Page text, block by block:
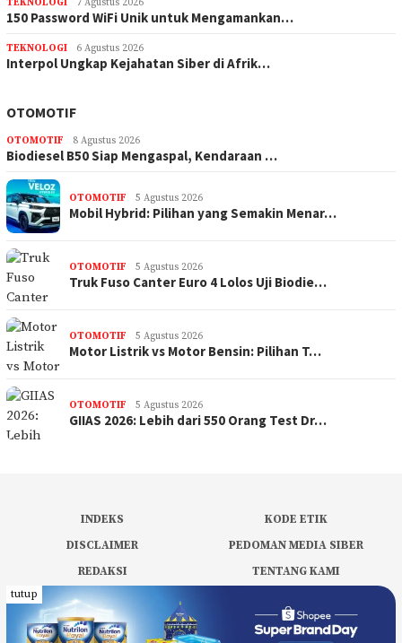
150 Password WiFi Unik untuk Mengamankan…
TEKNOLOGI 6 Agustus 2026
Interpol Ungkap Kejahatan Siber di Afrik…
OTOMOTIF
OTOMOTIF 8 Agustus 2026
Biodiesel B50 Siap Mengaspal, Kendaraan …
OTOMOTIF 5 Agustus 2026
Mobil Hybrid: Pilihan yang Semakin Menar…
OTOMOTIF 5 Agustus 2026
Truk Fuso Canter Euro 4 Lolos Uji Biodie…
OTOMOTIF 5 Agustus 2026
Motor Listrik vs Motor Bensin: Pilihan T…
OTOMOTIF 5 Agustus 2026
GIIAS 2026: Lebih dari 550 Orang Test Dr…
INDEKS
KODE ETIK
DISCLAIMER
PEDOMAN MEDIA SIBER
REDAKSI
TENTANG KAMI
tutup